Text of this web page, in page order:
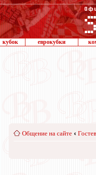
кубок еврокубки
Общение на сайте ‹